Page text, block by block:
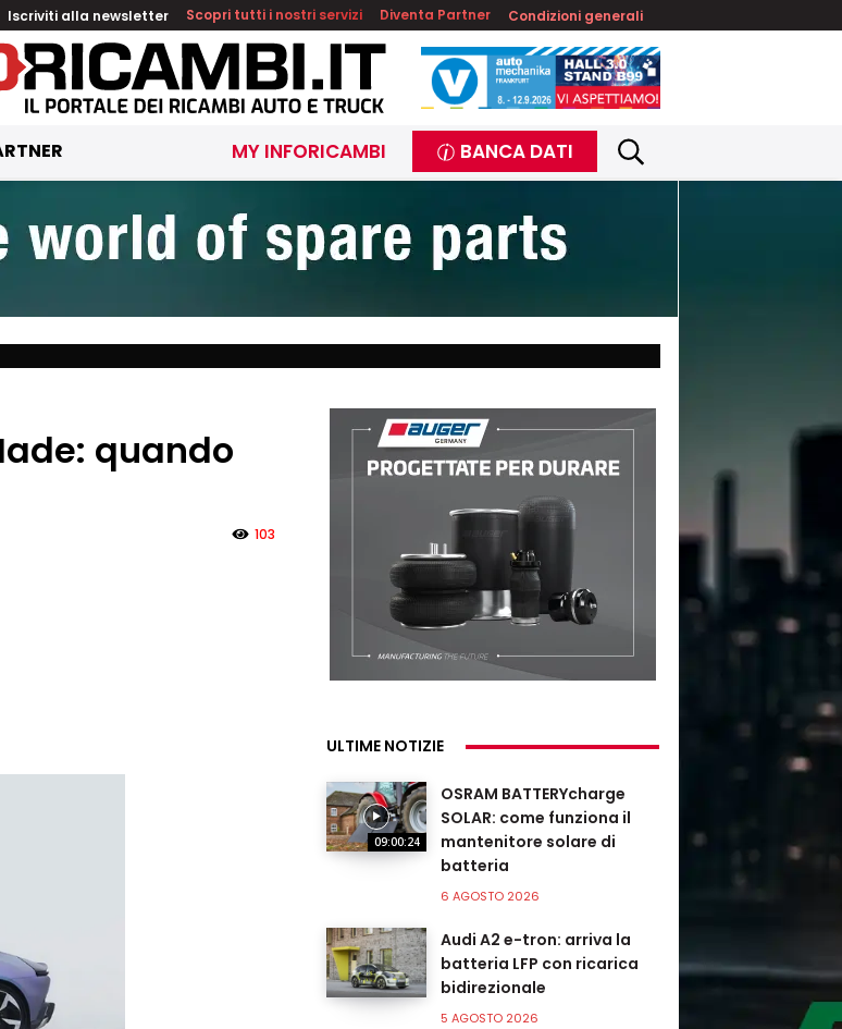
Iscriviti alla newsletter Scopri tutti i nostri servizi Diventa Partner Condizioni generali
MY INFORICAMBI BANCA DATI
quando
103
ULTIME NOTIZIE
09:00:24
OSRAM BATTERYcharge
SOLAR: come funziona il
mantenitore solare di
batteria
6 AGOSTO 2026
Audi A2 e-tron: arriva la
batteria LFP con ricarica
bidirezionale
5 AGOSTO 2026